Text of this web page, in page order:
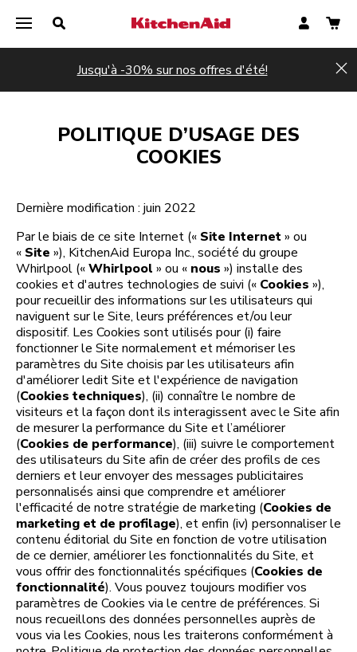
Jusqu'à -30% sur nos offres d'été!
POLITIQUE D’USAGE DES
COOKIES
Dernière modification : juin 2022
Par le biais de ce site Internet (« Site Internet» ou
« Site »), KitchenAid Europa Inc., société du groupe
Whirlpool («Whirlpool » ou « nous ») installe des
cookies et d'autres technologies de suivi (« Cookies »),
pour recueillir des informations sur les utilisateurs qui
naviguent sur le Site, leurs préférences et/ou leur
dispositif. Les Cookies sont utilisés pour (i) faire
fonctionner le Site normalement et mémoriser les
paramètres du Site choisis par les utilisateurs afin
d'améliorer ledit Site et l'expérience de navigation
(Cookies techniques), (ii) connaître le nombre de
visiteurs et la façon dont ils interagissent avec le Site afin
de mesurer la performance du Site et l’améliorer
(Cookies de performance), (iii) suivre le comportement
des utilisateurs du Site afin de créer des profils de ces
derniers et leur envoyer des messages publicitaires
personnalisés ainsi que comprendre et améliorer
l'efficacité de notre stratégie de marketing (Cookies de
marketing et de profilage), et enfin (iv) personnaliser le
contenu éditorial du Site en fonction de votre utilisation
de ce dernier, améliorer les fonctionnalités du Site, et
vous offrir des fonctionnalités spécifiques (Cookies de
fonctionnalité). Vous pouvez toujours modifier vos
paramètres de Cookies via le centre de préférences. Si
nous recueillons des données personnelles auprès de
vous via les Cookies, nous les traiterons conformément à